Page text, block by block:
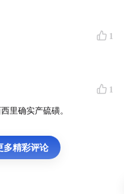
1
1
里确实产硫磺。
多精彩评论